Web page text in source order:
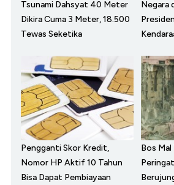
Tsunami Dahsyat 40 Meter
Dikira Cuma 3 Meter, 18.500
Tewas Seketika
Negara
Pengganti Skor Kredit,
Nomor HP Aktif 10 Tahun
Bisa Dapat Pembiayaan
Bos Mal